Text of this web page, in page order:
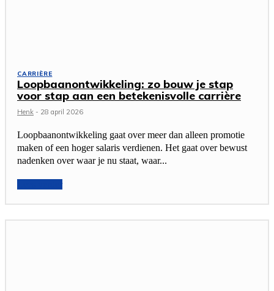
CARRIÈRE
Loopbaanontwikkeling: zo bouw je stap
voor stap aan een betekenisvolle carrière
Henk - 28 april 2026
Loopbaanontwikkeling gaat over meer dan alleen promotie
maken of een hoger salaris verdienen. Het gaat over bewust
nadenken over waar je nu staat, waar...